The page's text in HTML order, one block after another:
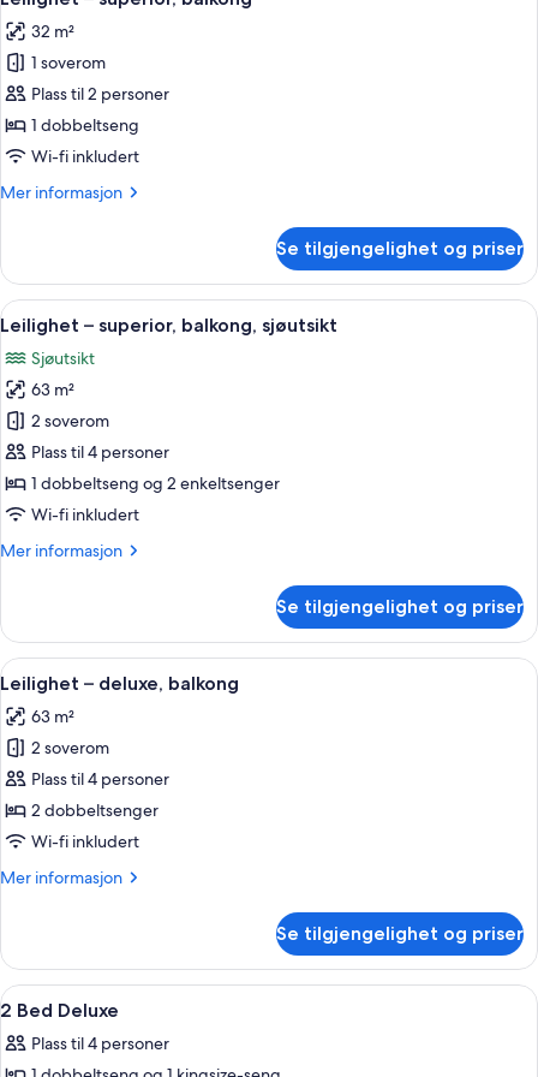
alle
bildene
av
Leilighet
–
superior,
32 m²
1 soverom
Plass til 2 personer
1 dobbeltseng
Wi-fi inkludert
Mer informasjon
Mer
–
superior,
balkong
Se tilgjengelighet og priser
Åpne
alle
bildene
av
Leilighet
–
superior,
balkong,
Leilighet – superior, balkong,
15
Leilighet – superior, balkong, sjøutsikt
Sjøutsikt
63 m²
2 soverom
Plass til 4 personer
1 dobbeltseng og 2 enkeltsenger
Wi-fi inkludert
Mer informasjon
Mer
–
superior,
balkong,
sjøutsikt
Se tilgjengelighet og priser
Åpne
alle
bildene
av
Leilighet
–
deluxe,
Leilighet – deluxe, balkong |
12
Leilighet – deluxe, balkong
63 m²
2 soverom
Plass til 4 personer
2 dobbeltsenger
Wi-fi inkludert
Mer informasjon
Mer
–
deluxe,
balkong
Se tilgjengelighet og priser
Åpne
alle
bildene
Sengetøy i egyptisk bomull,
8
2 Bed Deluxe
Plass til 4 personer